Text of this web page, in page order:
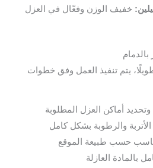
خفيف الوزن وفعّال في العزل
يتم تنفيذ العمل وفق خطوات
أماكن العزل المطلوبة
والرطوبة بشكل كامل
حسب طبيعة الموقع
بالمادة العازلة